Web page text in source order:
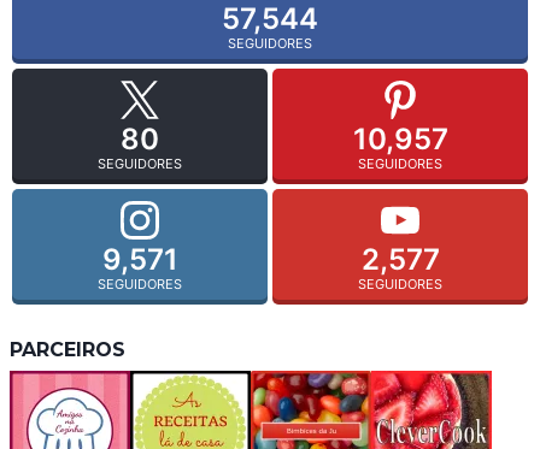
57,544
SEGUIDORES
80
SEGUIDORES
10,957
SEGUIDORES
9,571
SEGUIDORES
2,577
SEGUIDORES
PARCEIROS